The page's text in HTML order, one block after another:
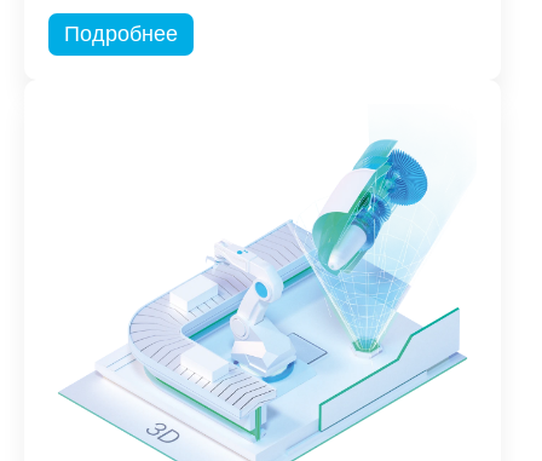
Подробнее